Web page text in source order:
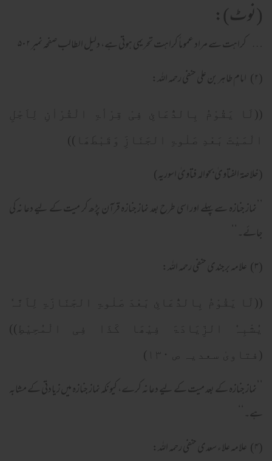
(نوٹ):
… کراہت سے مراد عموماً کراہت تحریمی ہوتی ہے، دلیل الطالب صفحہ نمبر ۵۰۲
(۲) امام طاہر بن علی حنفی رحمہ اللہ:
((لَا یَقُوْمُ بِالدُّعَائِ فِیْ قِرْأۃِ الْقُرْاٰنِ لِاَجْلِ
الْمَیْتَ بَعْدِ صَلٰوۃِ الجَنَازَِ وَقَبْطَھَا))
(خلاصۃ الفتاویٰ بحوالہ فتاویٰ اسوریہ)
’’نماز جنازہ سے پہلے اور اسی طرح بعد نماز جنازہ قرآن پڑھ کر میت کے لیے دعا نہ کی
جائے۔‘‘
(۳) علامہ برجندی حنفی رحمہ اللہ:
((لَا یَقُوْمُ بِالدُّعَائِ بَعْدَ صَلٰوۃِ الجَنَازَۃِ لِاَنَّہٗ
یُشْبِہٗ الزِّیَادَۃَ فِیْھَا کَذَا فِی الْمُحِیْطِ))
(فتاویٰ سعدیہ ص ۱۳۰)
’’نماز جنازہ کے بعد میت کے لیے دعا نہ کرے، کیونکہ نماز جنازہ میں زیادتی کے مشابہ
ہے۔‘‘
(۴) علامہ علاء سعدی حنفی رحمہ اللہ: